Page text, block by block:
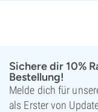
Sichere dir 10%
Bestellung!
Melde dich für
als Erster von